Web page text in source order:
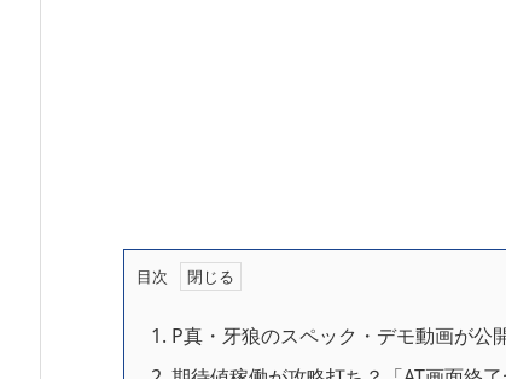
目次
1. P真・牙狼のスペック・デモ動画が公